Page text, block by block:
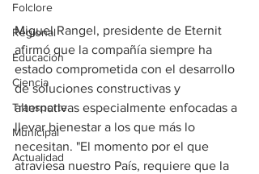
Folclore
Regional
Educación
Ciencia
Transporte
Municipal
Actualidad
Miguel Rangel, presidente de Eternit
afirmó que la compañía siempre ha
estado comprometida con el desarrollo
de soluciones constructivas y
alternativas especialmente enfocadas a
llevar bienestar a los que más lo
necesitan. "El momento por el que
atraviesa nuestro País, requiere que la